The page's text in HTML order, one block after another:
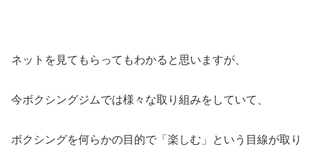
ネットを見てもらってもわかると思いますが、
今ボクシングジムでは様々な取り組みをしていて、
ボクシングを何らかの目的で「楽しむ」という目線が取り